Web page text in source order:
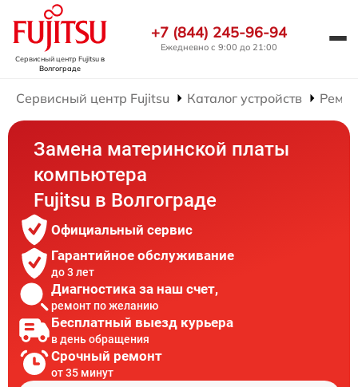
Сервисный центр Fujitsuв
Волгограде
+7 (844) 245-96-94
Ежедневно с 9:00 до 21:00
Сервисный центр Fujitsu Каталог устройств
Замена материнской платы
компьютера
Fujitsu в Волгограде
Официальный сервис
Гарантийное обслуживание
до 3 лет
Диагностика за наш счет,
ремонт по желанию
Бесплатный выезд курьера
в день обращения
Срочный ремонт
от 35 минут